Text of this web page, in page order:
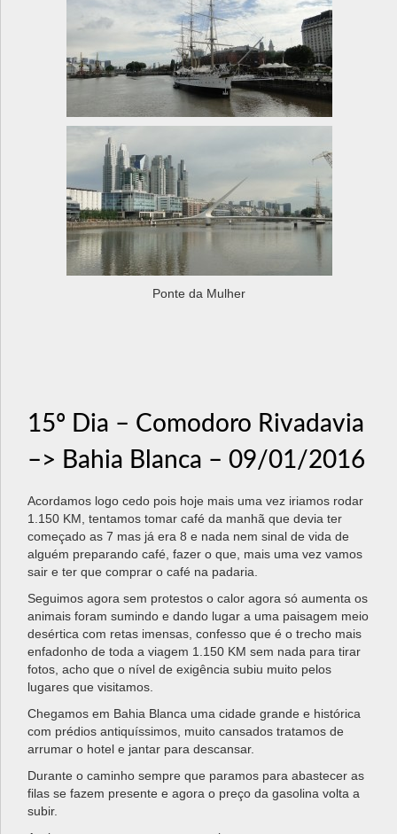
Ponte da Mulher
15º Dia – Comodoro Rivadavia
–> Bahia Blanca – 09/01/2016
Acordamos logo cedo pois hoje mais uma vez iriamos rodar
1.150 KM, tentamos tomar café da manhã que devia ter
começado as 7 mas já era 8 e nada nem sinal de vida de
alguém preparando café, fazer o que, mais uma vez vamos
sair e ter que comprar o café na padaria.
Seguimos agora sem protestos o calor agora só aumenta os
animais foram sumindo e dando lugar a uma paisagem meio
desértica com retas imensas, confesso que é o trecho mais
enfadonho de toda a viagem 1.150 KM sem nada para tirar
fotos, acho que o nível de exigência subiu muito pelos
lugares que visitamos.
Chegamos em Bahia Blanca uma cidade grande e histórica
com prédios antiquíssimos, muito cansados tratamos de
arrumar o hotel e jantar para descansar.
Durante o caminho sempre que paramos para abastecer as
filas se fazem presente e agora o preço da gasolina volta a
subir.